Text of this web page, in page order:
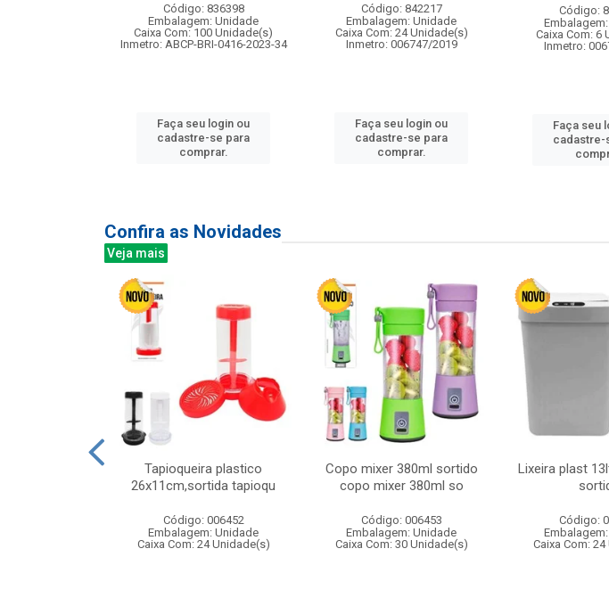
Código: 836398
Embalagem: Unidade
Caixa Com: 100 Unidade(s)
Inmetro: ABCP-BRI-0416-2023-34
Faça seu login ou
cadastre-se para
comprar.
Código: 842217
Embalagem: Unidade
Caixa Com: 24 Unidade(s)
Inmetro: 006747/2019
Faça seu login ou
cadastre-se para
comprar.
Código:
Caixa Com: 6
Inmetro:
Faça seu
cadastre-
Confira as Novidades
Veja mais
Tapioqueira plastico
26x11cm,sortida tapioqu
Código: 006452
Embalagem: Unidade
Caixa Com: 24 Unidade(s)
Copo mixer 380ml sortido
copo mixer 380ml so
Código: 006453
Embalagem: Unidade
Caixa Com: 30 Unidade(s)
Lixeira plast
Código:
Caixa Com: